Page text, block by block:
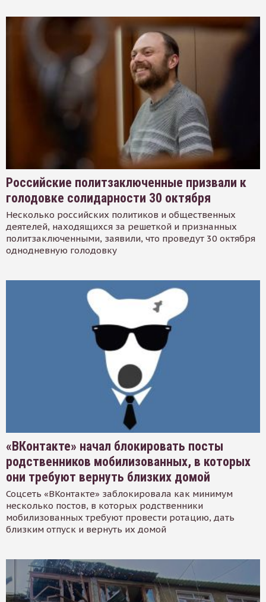
Российские политзаключенные призвали к
голодовке солидарности 30 октября
Несколько российских политиков и общественных
деятелей, находящихся за решеткой и признанных
политзаключенными, заявили, что проведут 30 октября
однодневную голодовку
«ВКонтакте» начал блокировать посты
родственников мобилизованных, в которых
они требуют вернуть близких домой
Соцсеть «ВКонтакте» заблокировала как минимум
несколько постов, в которых родственники
мобилизованных требуют провести ротацию, дать
близким отпуск и вернуть их домой